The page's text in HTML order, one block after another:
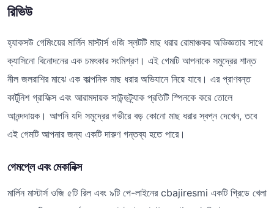
রিভিউ
হ্যাকসউ গেমিংয়ের মার্লিন মাস্টার্স ওজি স্লটটি মাছ ধরার রোমাঞ্চকর অভিজ্ঞতার সাথে
ক্যাসিনো বিনোদনের এক চমৎকার সংমিশ্রণ। এই গেমটি আপনাকে সমুদ্রের শান্ত
নীল জলরাশির মাঝে এক কাল্পনিক মাছ ধরার অভিযানে নিয়ে যাবে। এর প্রাণবন্ত
কার্টুনিশ গ্রাফিক্স এবং আরামদায়ক সাউন্ডট্র্যাক প্রতিটি স্পিনকে করে তোলে
আনন্দদায়ক। আপনি যদি সমুদ্রের গভীরে বড় কোনো মাছ ধরার স্বপ্ন দেখেন, তবে
এই গেমটি আপনার জন্য একটি দারুণ গন্তব্য হতে পারে।
গেমপ্লে এবং মেকানিক্স
মার্লিন মাস্টার্স ওজি ৫টি রিল এবং ৯টি পে-লাইনের cbajiresmi একটি গ্রিডে খেলা